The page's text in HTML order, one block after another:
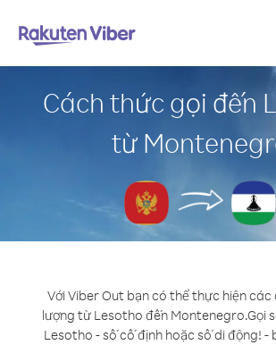
Cách thức gọi đến
từ
Với Viber Out bạn có thể thực hiện
lượng từ Lesotho đến Montenegro.Gọi
Lesotho - số cố định hoặc số di động! -